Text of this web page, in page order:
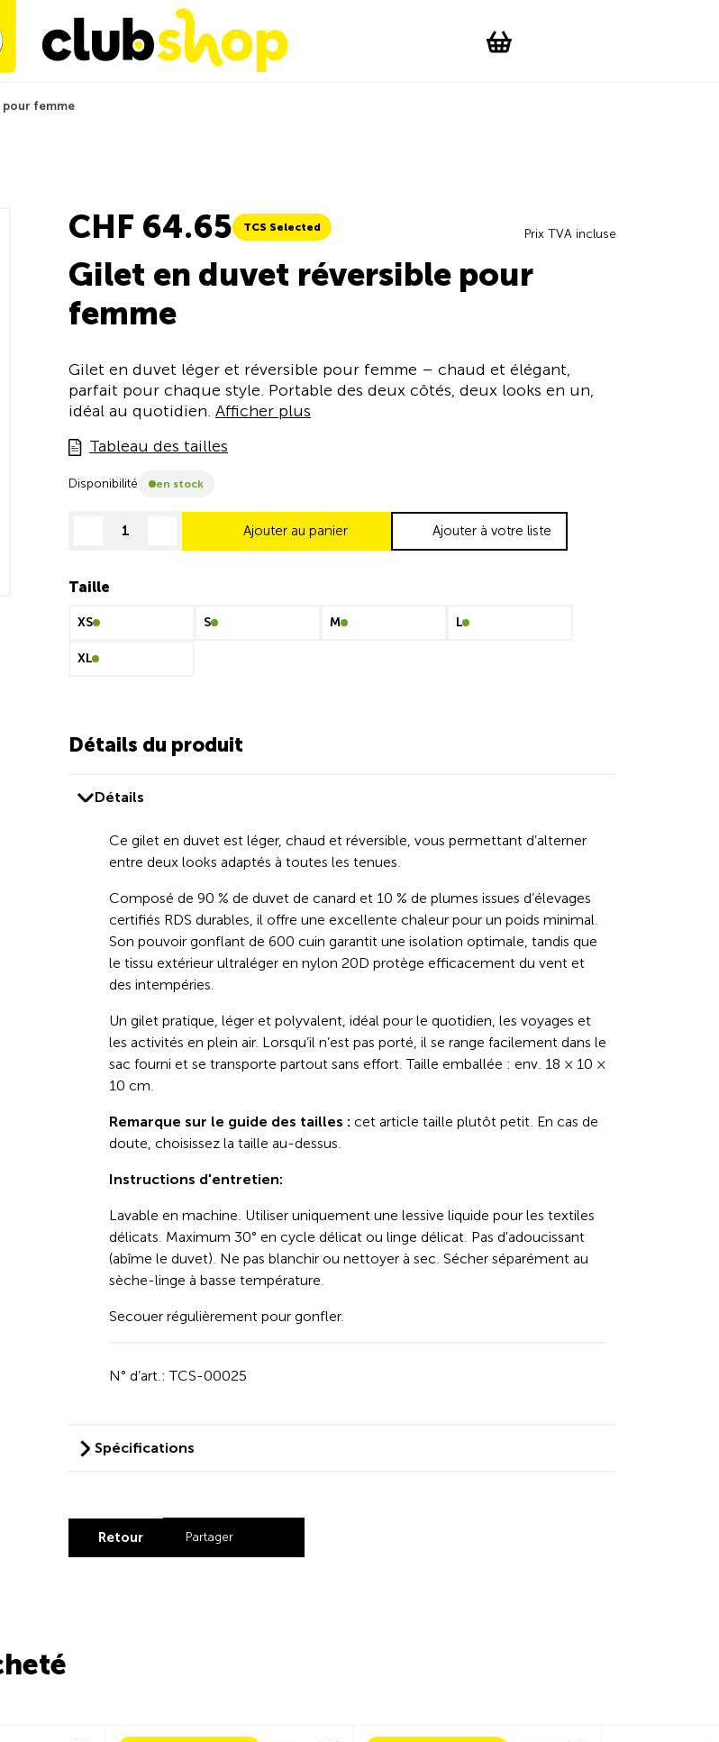
WishList
femme
CHF 64.65 TCS Selected Prix TVA incluse
Gilet en duvet réversible pour
femme
Gilet en duvet léger et réversible pour femme – chaud et élégant,
parfait pour chaque style. Portable des deux côtés, deux looks en un,
idéal au quotidien. Afficher plus
Tableau des tailles
Disponibilité en stock
decrease quantityincrease quantity
Ajouter au panier Ajouter à votre liste
Taille
XS S M L
XL
Détails du produit
Détails
Ce gilet en duvet est léger, chaud et réversible, vous permettant d’alterner
entre deux looks adaptés à toutes les tenues.
Composé de 90 % de duvet de canard et 10 % de plumes issues d’élevages
certifiés RDS durables, il offre une excellente chaleur pour un poids minimal.
Son pouvoir gonflant de 600 cuin garantit une isolation optimale, tandis que
le tissu extérieur ultraléger en nylon 20D protège efficacement du vent et
des intempéries.
Un gilet pratique, léger et polyvalent, idéal pour le quotidien, les voyages et
les activités en plein air. Lorsqu’il n’est pas porté, il se range facilement dans le
sac fourni et se transporte partout sans effort. Taille emballée : env. 18 × 10 ×
10 cm.
Remarque sur le guide des tailles : cet article taille plutôt petit. En cas de
doute, choisissez la taille au-dessus.
Instructions d'entretien:
Lavable en machine. Utiliser uniquement une lessive liquide pour les textiles
délicats. Maximum 30° en cycle délicat ou linge délicat. Pas d'adoucissant
(abîme le duvet). Ne pas blanchir ou nettoyer à sec. Sécher séparément au
sèche-linge à basse température.
Secouer régulièrement pour gonfler.
N° d’art.: TCS-00025
Spécifications
Retour Partager